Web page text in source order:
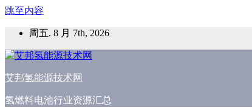
跳至内容
周五. 8 月 7th, 2026
艾邦氢能源技术网
氢燃料电池行业资源汇总